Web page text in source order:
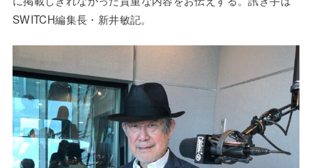
SWITCH編集長・新井敏記。